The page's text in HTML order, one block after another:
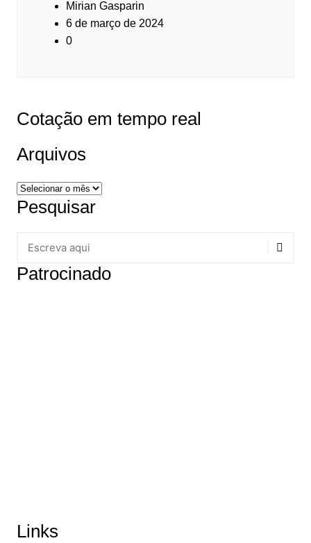
Mirian Gasparin
6 de março de 2024
0
Cotação em tempo real
Arquivos
Arquivos
Pesquisar
Patrocinado
Links